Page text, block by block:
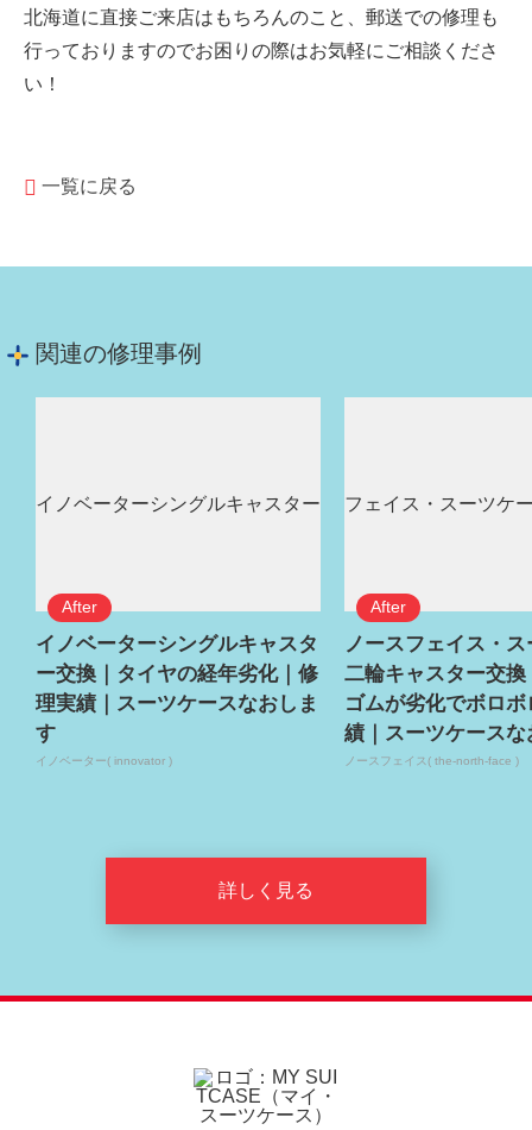
北海道に直接ご来店はもちろんのこと、郵送での修理も
行っておりますのでお困りの際はお気軽にご相談くださ
い！
一覧に戻る
関連の修理事例
イノベーターシングルキャスタ
ー交換｜タイヤの経年劣化｜修
理実績｜スーツケースなおしま
す
イノベーター( innovator )
ノースフェイス・
二輪キャスター交換
ゴムが劣化でボロ
績｜スーツケースな
ノースフェイス( the-north-face )
詳しく見る